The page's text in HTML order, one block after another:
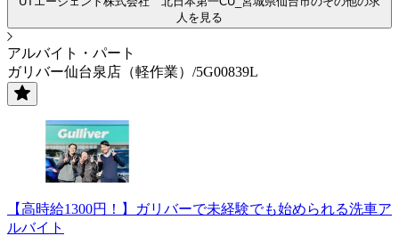
人を見る
アルバイト・パート
ガリバー仙台泉店（軽作業）/5G00839L
【高時給1300円！】ガリバーで未経験でも始められる洗車ア
ルバイト